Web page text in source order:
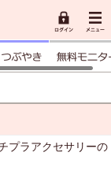
プラアクセサリーの